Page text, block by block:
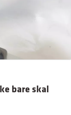
bare skal